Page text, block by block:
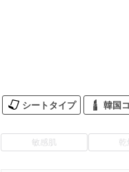
シートタイプ 韓国
敏感肌 乾